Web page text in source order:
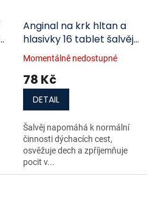
Anginal na krk hltan a
hlasivky 16 tablet šalvěj
lékořice
Momentálně nedostupné
78 Kč
DETAIL
Šalvěj napomáhá k normální
činnosti dýchacích cest,
osvěžuje dech a zpříjemňuje
pocit v...